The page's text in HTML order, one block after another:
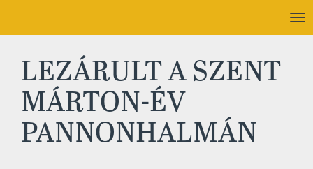
LEZÁRULT A SZENT
MÁRTON-ÉV
PANNONHALMÁN